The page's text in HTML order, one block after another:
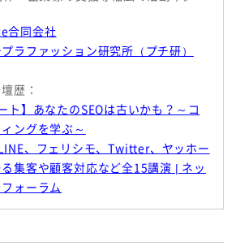
合同会社
ラファッション研究所（プチ研）
歴：
ト】あなたのSEOは古いかも？～コ
ングを学ぶ～
、フェリシモ、Twitter、ヤッホー
集客や顧客対応など全15講演 | ネッ
ォーラム